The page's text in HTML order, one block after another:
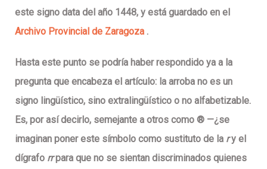
este signo data del año 1448, y está guardado en el
Archivo Provincial de Zaragoza .
Hasta este punto se podría haber respondido ya a la
pregunta que encabeza el artículo: la arroba no es un
signo lingüístico, sino extralingüístico o no alfabetizable.
Es, por así decirlo, semejante a otros como ® —¿se
imaginan poner este símbolo como sustituto de la ry el
dígrafo rrpara que no se sientan discriminados quienes